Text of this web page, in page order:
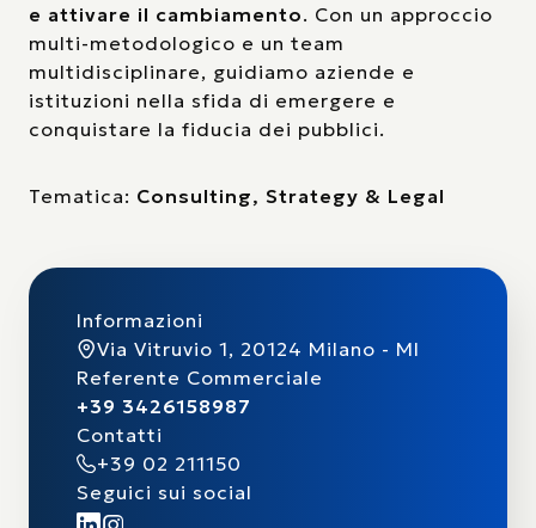
e attivare il cambiamento. Con un approccio
multi-metodologico e un team
multidisciplinare, guidiamo aziende e
istituzioni nella sfida di emergere e
conquistare la fiducia dei pubblici.
Tematica: Consulting, Strategy & Legal
Informazioni
Via Vitruvio 1, 20124 Milano - MI
Referente Commerciale
+39 3426158987
Contatti
+39 02 211150
Seguici sui social